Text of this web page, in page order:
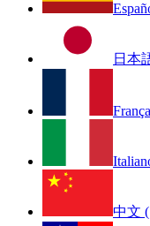
日本
中文